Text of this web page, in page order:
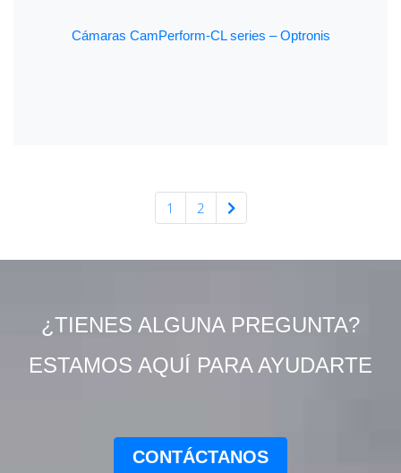
Cámaras CamPerform-CL series – Optronis
1 2
¿TIENES ALGUNA PREGUNTA?
ESTAMOS AQUÍ PARA AYUDARTE
CONTÁCTANOS